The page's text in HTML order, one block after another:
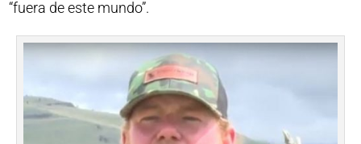
“fuera de este mundo”.